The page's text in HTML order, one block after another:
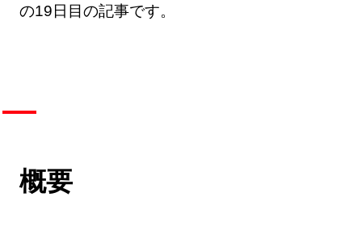
の19日目の記事です。
概要